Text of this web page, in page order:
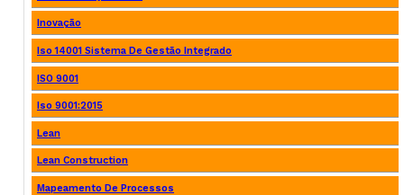
Inovação
Iso 14001 Sistema De Gestão Integrado
ISO 9001
Iso 9001:2015
Lean
Lean Construction
Mapeamento De Processos